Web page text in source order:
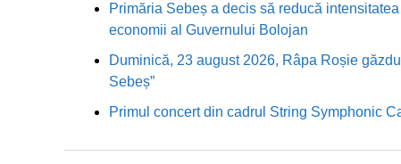
Primăria Sebeș a decis să reducă
economii al Guvernului Bolojan
Duminică, 23 august 2026, Râpa Roșie
Sebeș”
Primul concert din cadrul String Symphonic